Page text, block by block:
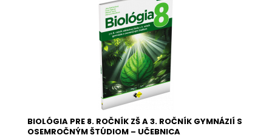
BIOLÓGIA PRE 8. ROČNÍK ZŠ A 3. ROČNÍK GYMNÁZIÍ S
OSEMROČNÝM ŠTÚDIOM – UČEBNICA